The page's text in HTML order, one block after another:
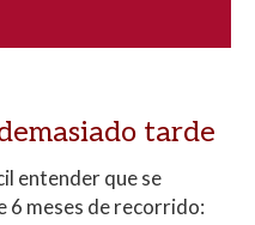
tarde
entender que se
6 meses de recorrido: